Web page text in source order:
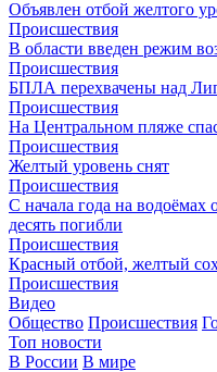
Объявлен отбой желтого
Происшествия
В области введен режим
Происшествия
БПЛА перехвачены над
Происшествия
На Центральном пляже
Происшествия
Желтый уровень снят
Происшествия
С начала года на водоёмах
десять погибли
Происшествия
Красный отбой, желтый
Происшествия
Видео
Общество Происшествия
Топ новости
В России В мире